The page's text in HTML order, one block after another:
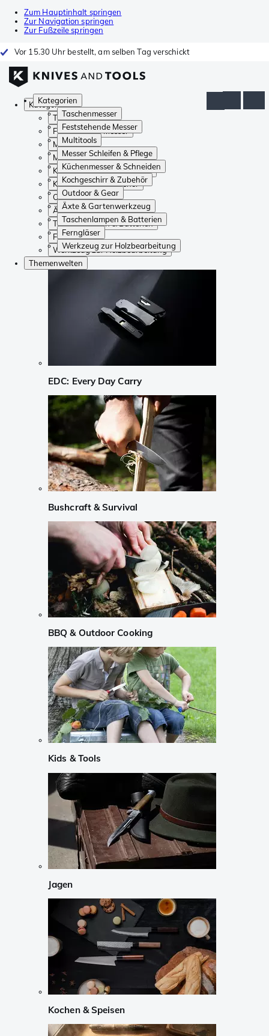
Zum Hauptinhalt springen
Zur Navigation springen
Zur Fußzeile springen
Vor 15.30 Uhr bestellt, am selben Tag verschickt
Kategorien
Taschenmesser
Feststehende Messer
Multitools
Messer Schleifen & Pflege
Küchenmesser & Schneiden
Kochgeschirr & Zubehör
Outdoor & Gear
Äxte & Gartenwerkzeug
Taschenlampen & Batterien
Ferngläser
Werkzeug zur Holzbearbeitung
Kategorien
Taschenmesser
Feststehende Messer
Multitools
Messer Schleifen & Pflege
Küchenmesser & Schneiden
Kochgeschirr & Zubehör
Outdoor & Gear
Äxte & Gartenwerkzeug
Taschenlampen & Batterien
Ferngläser
Werkzeug zur Holzbearbeitung
Themenwelten
EDC: Every Day Carry
Bushcraft & Survival
BBQ & Outdoor Cooking
Kids & Tools
Jagen
Kochen & Speisen